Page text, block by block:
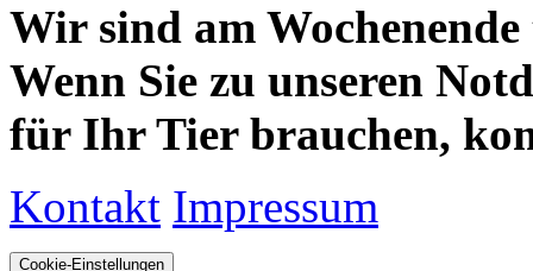
Wir sind am
Wenn Sie zu unseren
für Ihr Tier brauchen,
Kontakt Impressum
Cookie-Einstellungen